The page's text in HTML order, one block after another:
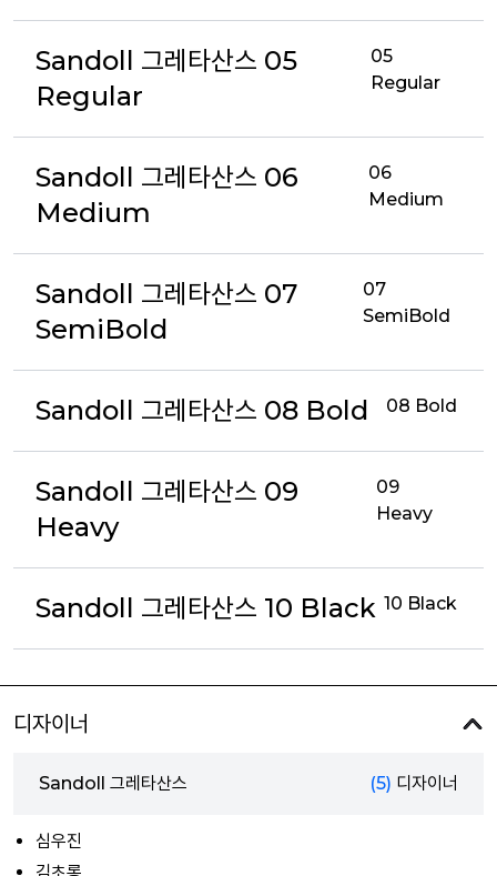
Sandoll 그레타산스 05
Regular
05
Regular
Sandoll 그레타산스 06
Medium
06
Medium
Sandoll 그레타산스 07
SemiBold
07
SemiBold
Sandoll 그레타산스 08 Bold 08 Bold
Sandoll 그레타산스 09
Heavy
09
Heavy
Sandoll 그레타산스 10 Black 10 Black
디자이너
Sandoll 그레타산스 (5) 디자이너
심우진